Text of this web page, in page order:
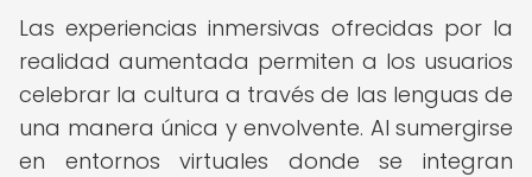
Las experiencias inmersivas ofrecidas por la
realidad aumentada permiten a los usuarios
celebrar la cultura a través de las lenguas de
una manera única y envolvente. Al sumergirse
en entornos virtuales donde se integran